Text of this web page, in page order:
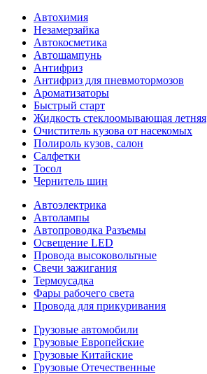
Автохимия
Незамерзайка
Автокосметика
Автошампунь
Антифриз
Антифриз для пневмотормозов
Ароматизаторы
Быстрый старт
Жидкость стеклоомывающая летняя
Очиститель кузова от насекомых
Полироль кузов, салон
Салфетки
Тосол
Чернитель шин
Автоэлектрика
Автолампы
Автопроводка Разъемы
Освещение LED
Провода высоковольтные
Свечи зажигания
Термоусадка
Фары рабочего света
Провода для прикуривания
Грузовые автомобили
Грузовые Европейские
Грузовые Китайские
Грузовые Отечественные